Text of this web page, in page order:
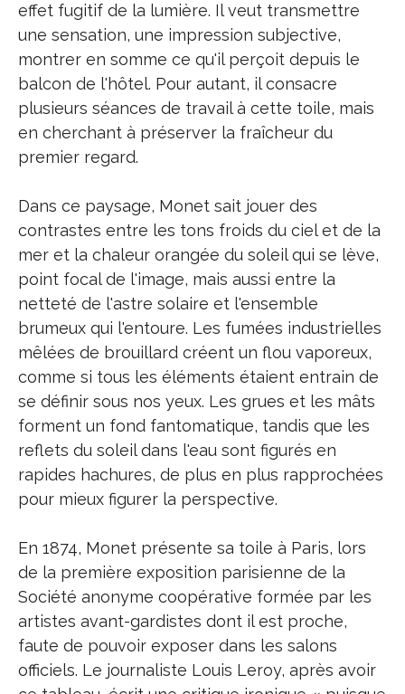
effet fugitif de la lumière. Il veut transmettre
une sensation, une impression subjective,
montrer en somme ce qu'il perçoit depuis le
balcon de l'hôtel. Pour autant, il consacre
plusieurs séances de travail à cette toile, mais
en cherchant à préserver la fraîcheur du
premier regard.
Dans ce paysage, Monet sait jouer des
contrastes entre les tons froids du ciel et de la
mer et la chaleur orangée du soleil qui se lève,
point focal de l'image, mais aussi entre la
netteté de l'astre solaire et l'ensemble
brumeux qui l'entoure. Les fumées industrielles
mêlées de brouillard créent un flou vaporeux,
comme si tous les éléments étaient entrain de
se définir sous nos yeux. Les grues et les mâts
forment un fond fantomatique, tandis que les
reflets du soleil dans l'eau sont figurés en
rapides hachures, de plus en plus rapprochées
pour mieux figurer la perspective.
En 1874, Monet présente sa toile à Paris, lors
de la première exposition parisienne de la
Société anonyme coopérative formée par les
artistes avant-gardistes dont il est proche,
faute de pouvoir exposer dans les salons
officiels. Le journaliste Louis Leroy, après avoir